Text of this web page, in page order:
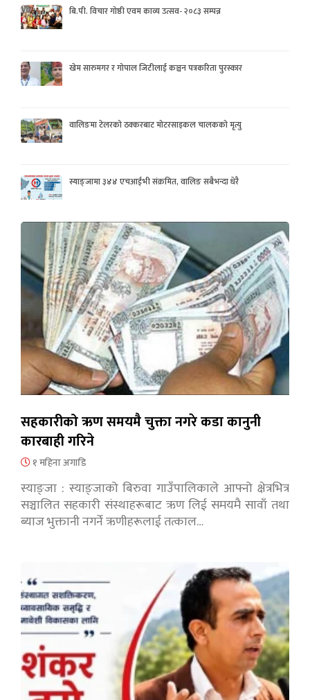
बि.पी. विचार गोष्ठी एवम काव्य उत्सव- २०८३ सम्पन्न
खेम सारुमगर र गोपाल जिटीलाई कञ्चन पत्रकरिता पुरस्कार
वालिङमा टेलरको ठक्करबाट मोटरसाइकल चालकको मृत्यु
स्याङ्जामा ३४४ एचआईभी संक्रमित, वालिङ सबैभन्दा धेरै
सहकारीको ऋण समयमै चुक्ता नगरे कडा कानुनी
कारबाही गरिने
१ महिना अगाडि
स्याङ्जा : स्याङ्जाको बिरुवा गाउँपालिकाले आफ्नो क्षेत्रभित्र
सञ्चालित सहकारी संस्थाहरूबाट ऋण लिई समयमै सावाँ तथा
ब्याज भुक्तानी नगर्ने ऋणीहरूलाई तत्काल…